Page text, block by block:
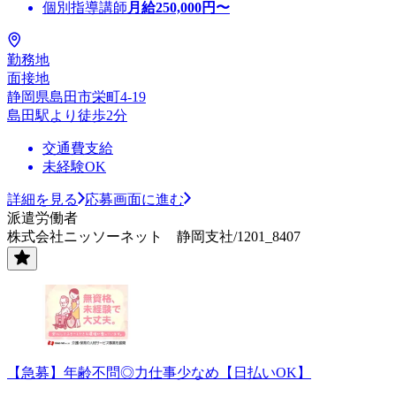
個別指導講師 月給250,000円〜
勤務地
面接地
静岡県島田市栄町4-19
島田駅より徒歩2分
交通費支給
未経験OK
詳細を見る
応募画面に進む
派遣労働者
株式会社ニッソーネット 静岡支社/1201_8407
【急募】年齢不問◎力仕事少なめ【日払いOK】